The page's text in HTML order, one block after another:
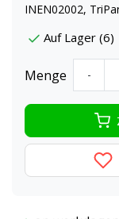
INEN02002,
Auf Lager (6)
Menge -